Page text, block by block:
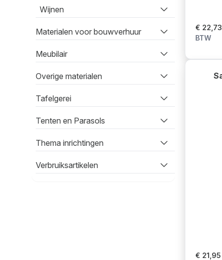
Wijnen
Materialen voor bouwverhuur
Meubilair
Overige materialen
Tafelgerei
Tenten en Parasols
Thema inrichtingen
Verbruiksartikelen
€ 22,73
BTW
€ 21,95